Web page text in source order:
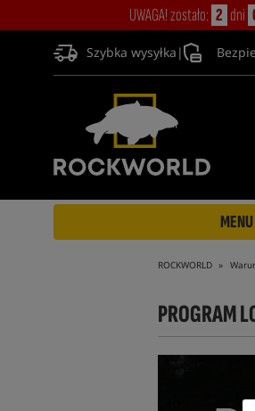
UWAGA! zostało: 2 dni
Szybka wysyłka |
MENU
ROCKWORLD
PROGRAM